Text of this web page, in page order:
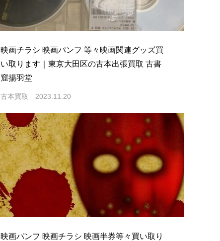
映画チラシ 映画パンフ 等々映画関連グッズ買
い取ります｜東京大田区の古本出張買取 古書
窟揚羽堂
古本買取 2023.11.20
映画パンフ 映画チラシ 映画半券等々買い取り